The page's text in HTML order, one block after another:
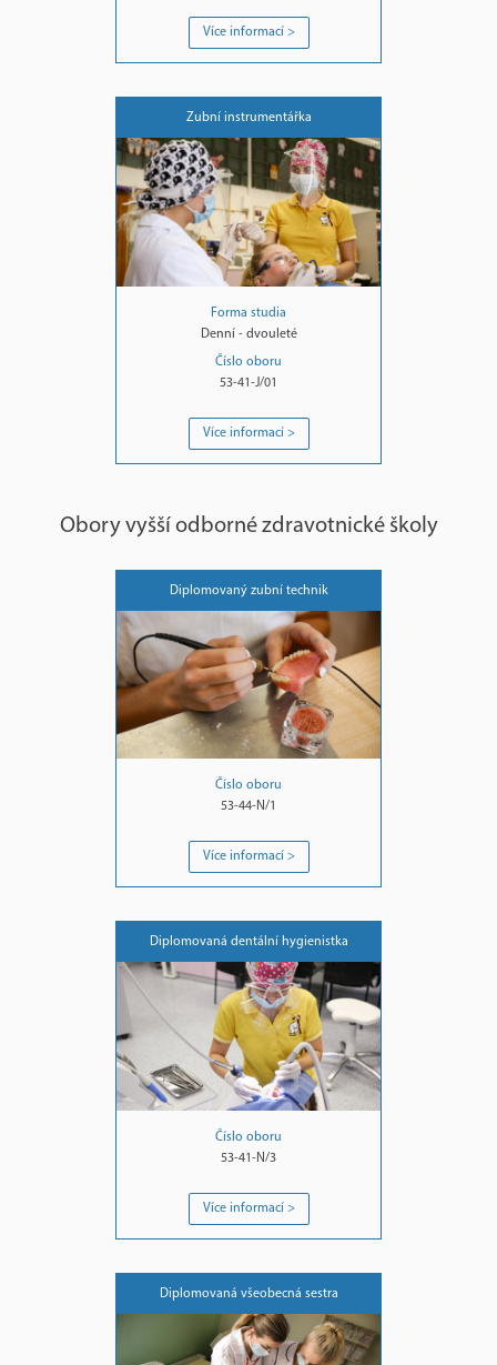
Více informací >
Zubní instrumentářka
Forma studia
Denní - dvouleté
Číslo oboru
53-41-J/01
Více informací >
Obory vyšší odborné zdravotnické školy
Diplomovaný zubní technik
Číslo oboru
53-44-N/1
Více informací >
Diplomovaná dentální hygienistka
Číslo oboru
53-41-N/3
Více informací >
Diplomovaná všeobecná sestra